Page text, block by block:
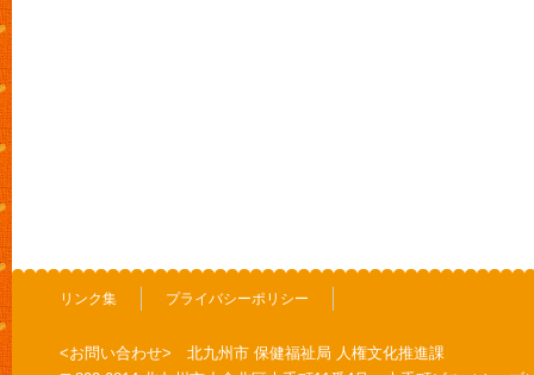
リンク集 プライバシーポリシー
<お問い合わせ> 北九州市 保健福祉局 人権文化推進課